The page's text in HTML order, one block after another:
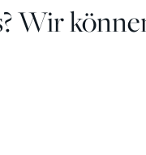
Wir